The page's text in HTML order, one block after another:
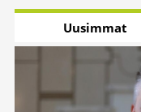
Uusimmat